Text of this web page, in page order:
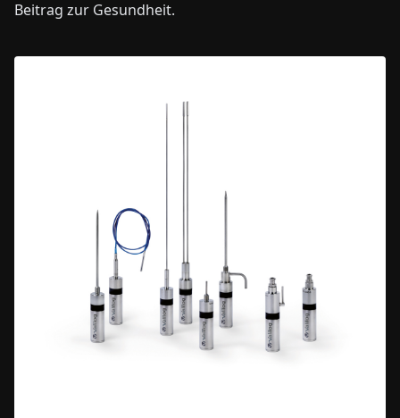
Beitrag zur Gesundheit.